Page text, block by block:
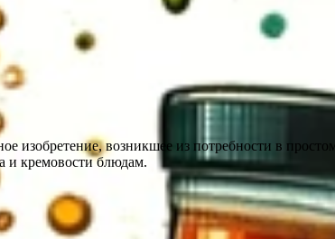
изобретение, возникшее из потребности в
и кремовости блюдам.